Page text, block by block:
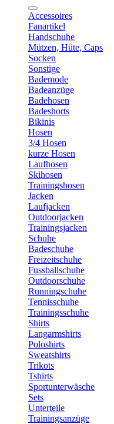
Accessoires
Fanartikel
Handschuhe
Mützen, Hüte, Caps
Socken
Sonstige
Bademode
Badeanzüge
Badehosen
Badeshorts
Bikinis
Hosen
3/4 Hosen
kurze Hosen
Laufhosen
Skihosen
Trainingshosen
Jacken
Laufjacken
Outdoorjacken
Trainingsjacken
Schuhe
Badeschuhe
Freizeitschuhe
Fussballschuhe
Outdoorschuhe
Runningschuhe
Tennisschuhe
Trainingsschuhe
Shirts
Langarmshirts
Poloshirts
Sweatshirts
Trikots
Tshirts
Sportunterwäsche
Sets
Unterteile
Trainingsanzüge